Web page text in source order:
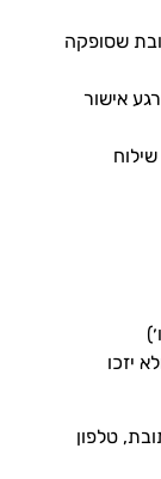
שסופקה
עסקים מרגע אישור
יזכו
טלפון